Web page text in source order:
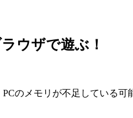
ウザで遊ぶ！
のメモリが不足している